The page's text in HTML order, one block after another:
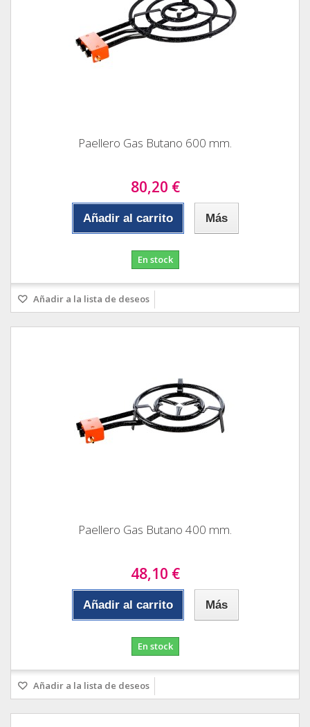
Paellero Gas Butano 600 mm.
80,20 €
Añadir al carrito Más
En stock
Añadir a la lista de deseos
Paellero Gas Butano 400 mm.
48,10 €
Añadir al carrito Más
En stock
Añadir a la lista de deseos